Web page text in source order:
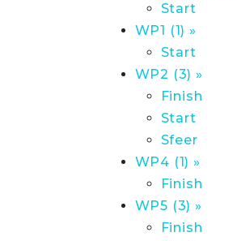
Start
WP1 (1) »
Start
WP2 (3) »
Finish
Start
Sfeer
WP4 (1) »
Finish
WP5 (3) »
Finish